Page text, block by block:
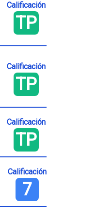
Calificación
TP
Calificación
TP
Calificación
TP
Calificación
7